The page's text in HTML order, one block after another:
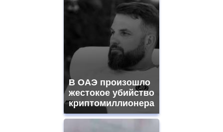
В ОАЭ произошло
жестокое убийство
криптомиллионера